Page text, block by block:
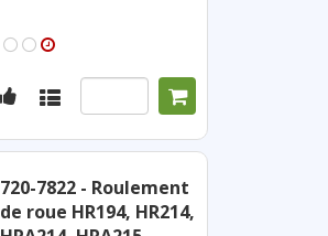
720-7822 - Roulement
de roue HR194, HR214,